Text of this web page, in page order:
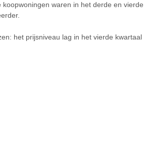
waren in het derde en vierde
het prijsniveau lag in het vierde kwartaal